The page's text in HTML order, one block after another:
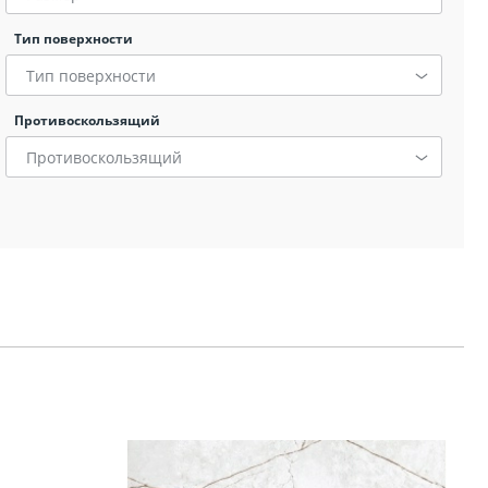
Тип поверхности
Тип поверхности
Противоскользящий
Противоскользящий